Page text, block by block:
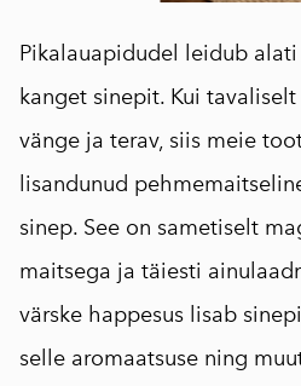
Pikalauapidudel leidub
kanget sinepit. Kui
vänge ja terav, siis meie
lisandunud
sinep. See on sametiselt
maitsega ja täiesti
värske happesus lisab
selle aromaatsuse ning